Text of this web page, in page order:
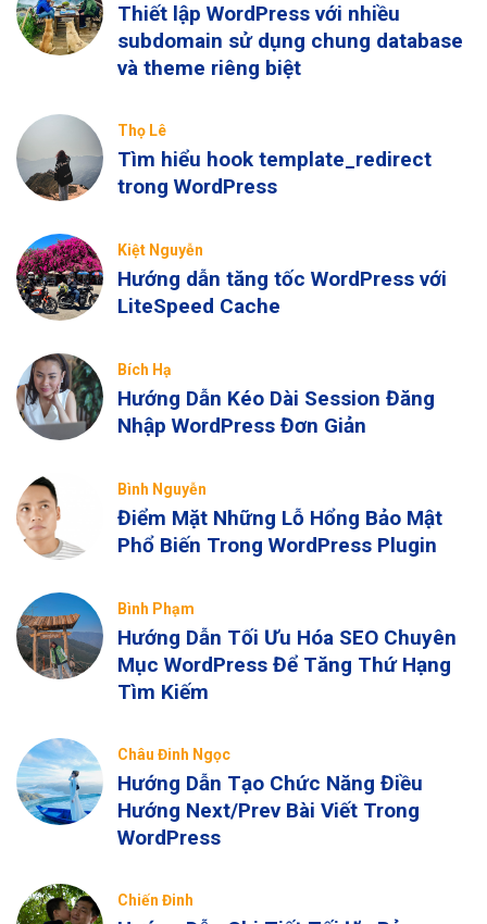
Thiết lập WordPress với nhiều
subdomain sử dụng chung database
và theme riêng biệt
Thọ Lê
Tìm hiểu hook template_redirect
trong WordPress
Kiệt Nguyễn
Hướng dẫn tăng tốc WordPress với
LiteSpeed Cache
Bích Hạ
Hướng Dẫn Kéo Dài Session Đăng
Nhập WordPress Đơn Giản
Bình Nguyễn
Điểm Mặt Những Lỗ Hổng Bảo Mật
Phổ Biến Trong WordPress Plugin
Bình Phạm
Hướng Dẫn Tối Ưu Hóa SEO Chuyên
Mục WordPress Để Tăng Thứ Hạng
Tìm Kiếm
Châu Đinh Ngọc
Hướng Dẫn Tạo Chức Năng Điều
Hướng Next/Prev Bài Viết Trong
WordPress
Chiến Đinh